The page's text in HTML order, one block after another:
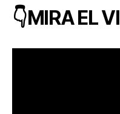
👇MIRA EL